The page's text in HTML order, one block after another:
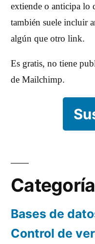
extiende o anticipa lo
también suele incluir
algún que otro link.
Es gratis, no tiene
de Mailchimp.
Bases de
Control de